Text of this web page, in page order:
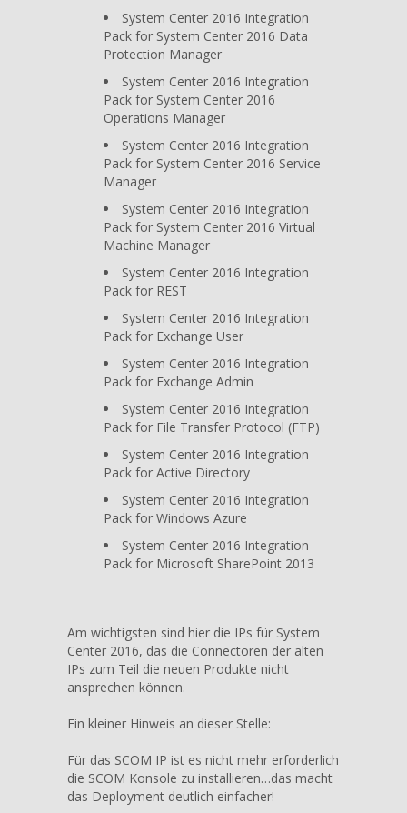
System Center 2016 Integration
Pack for System Center 2016 Data
Protection Manager
System Center 2016 Integration
Pack for System Center 2016
Operations Manager
System Center 2016 Integration
Pack for System Center 2016 Service
Manager
System Center 2016 Integration
Pack for System Center 2016 Virtual
Machine Manager
System Center 2016 Integration
Pack for REST
System Center 2016 Integration
Pack for Exchange User
System Center 2016 Integration
Pack for Exchange Admin
System Center 2016 Integration
Pack for File Transfer Protocol (FTP)
System Center 2016 Integration
Pack for Active Directory
System Center 2016 Integration
Pack for Windows Azure
System Center 2016 Integration
Pack for Microsoft SharePoint 2013
Am wichtigsten sind hier die IPs für System
Center 2016, das die Connectoren der alten
IPs zum Teil die neuen Produkte nicht
ansprechen können.
Ein kleiner Hinweis an dieser Stelle:
Für das SCOM IP ist es nicht mehr erforderlich
die SCOM Konsole zu installieren…das macht
das Deployment deutlich einfacher!